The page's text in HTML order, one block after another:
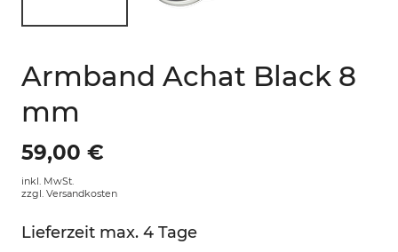
Armband Achat Black 8
mm
59,00 €
inkl. MwSt.
zzgl. Versandkosten
Lieferzeit max. 4 Tage